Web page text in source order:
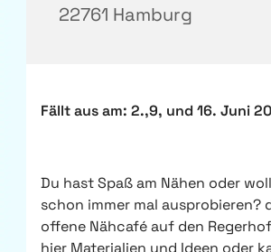
22761 Hamburg
Fällt aus am: 2.,9, und 16. Juni
Du hast Spaß am Nähen oder
schon immer mal ausprobieren?
offene Nähcafé auf den
hier Materialien und Ideen oder